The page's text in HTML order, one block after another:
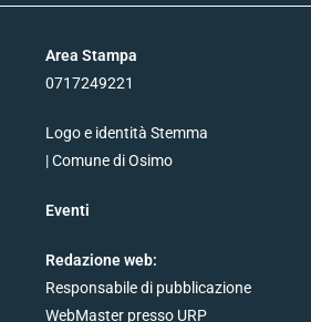
Area Stampa
0717249221
Logo e identità Stemma
| Comune di Osimo
Eventi
Redazione web:
Responsabile di pubblicazione
WebMaster presso URP